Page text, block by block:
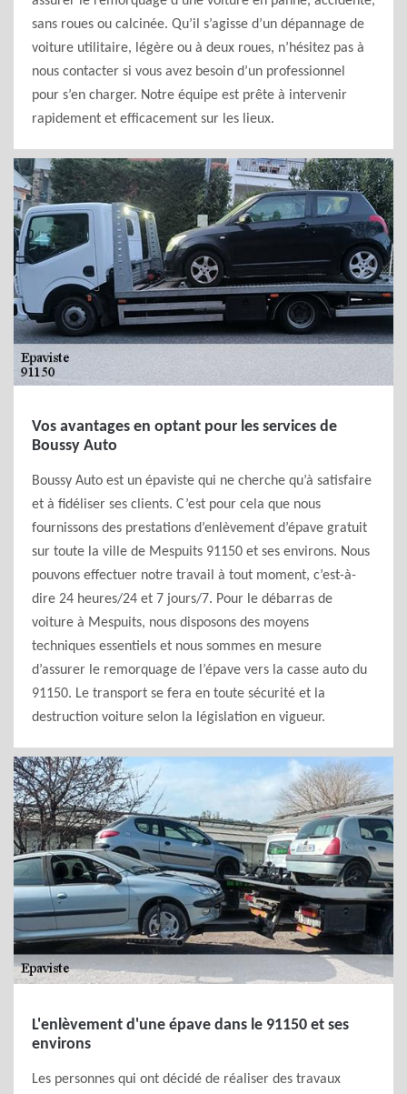
sans roues ou calcinée. Qu’il s’agisse d’un dépannage de
voiture utilitaire, légère ou à deux roues, n’hésitez pas à
nous contacter si vous avez besoin d’un professionnel
pour s’en charger. Notre équipe est prête à intervenir
rapidement et efficacement sur les lieux.
Vos avantages en optant pour les services de
Boussy Auto
Boussy Auto est un épaviste qui ne cherche qu’à satisfaire
et à fidéliser ses clients. C’est pour cela que nous
fournissons des prestations d’enlèvement d’épave gratuit
sur toute la ville de Mespuits 91150 et ses environs. Nous
pouvons effectuer notre travail à tout moment, c’est-à-
dire 24 heures/24 et 7 jours/7. Pour le débarras de
voiture à Mespuits, nous disposons des moyens
techniques essentiels et nous sommes en mesure
d’assurer le remorquage de l’épave vers la casse auto du
91150. Le transport se fera en toute sécurité et la
destruction voiture selon la législation en vigueur.
L'enlèvement d'une épave dans le 91150 et ses
environs
Les personnes qui ont décidé de réaliser des travaux